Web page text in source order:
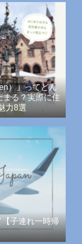
）」ってどん
まる？実際に住
力8選
子連れ一時帰